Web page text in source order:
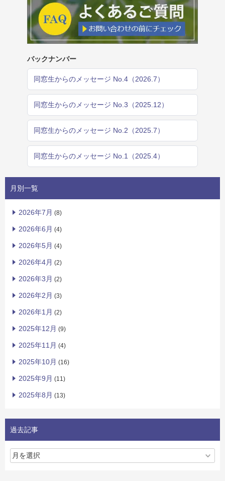
バックナンバー
同窓生からのメッセージ No.4（2026.7）
同窓生からのメッセージ No.3（2025.12）
同窓生からのメッセージ No.2（2025.7）
同窓生からのメッセージ No.1（2025.4）
月別一覧
2026年7月 (8)
2026年6月 (4)
2026年5月 (4)
2026年4月 (2)
2026年3月 (2)
2026年2月 (3)
2026年1月 (2)
2025年12月 (9)
2025年11月 (4)
2025年10月 (16)
2025年9月 (11)
2025年8月 (13)
過去記事